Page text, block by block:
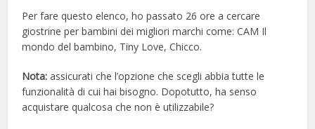
Per fare questo elenco, ho passato 26 ore a cercare
giostrine per bambini dei migliori marchi come: CAM Il
mondo del bambino, Tiny Love, Chicco.
Nota: assicurati che l’opzione che scegli abbia tutte le
funzionalità di cui hai bisogno. Dopotutto, ha senso
acquistare qualcosa che non è utilizzabile?